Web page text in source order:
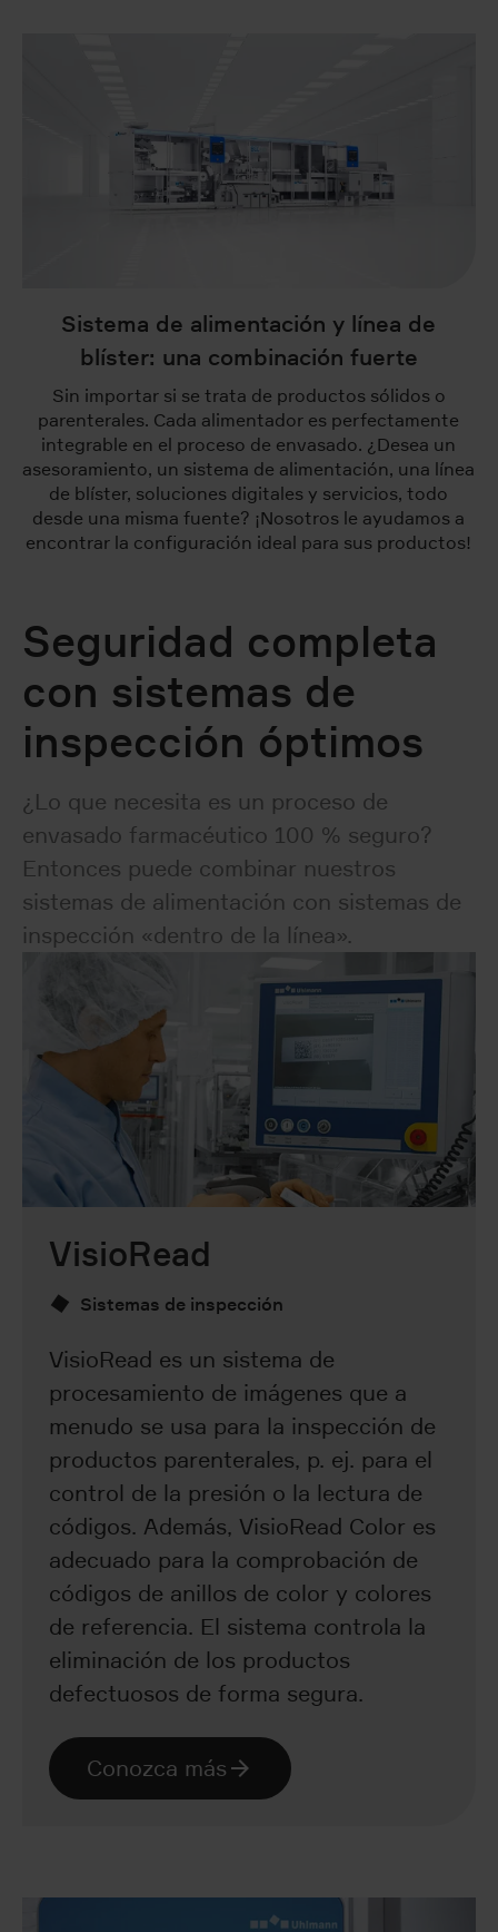
Sistema de alimentación y línea de
blíster: una combinación fuerte
Sin importar si se trata de productos sólidos o
parenterales. Cada alimentador es perfectamente
integrable en el proceso de envasado. ¿Desea un
asesoramiento, un sistema de alimentación, una línea
de blíster, soluciones digitales y servicios, todo
desde una misma fuente? ¡Nosotros le ayudamos a
encontrar la configuración ideal para sus productos!
Seguridad completa
con sistemas de
inspección óptimos
¿Lo que necesita es un proceso de
envasado farmacéutico 100 % seguro?
Entonces puede combinar nuestros
sistemas de alimentación con sistemas de
inspección «dentro de la línea».
VisioRead
Sistemas de inspección
VisioRead es un sistema de
procesamiento de imágenes que a
menudo se usa para la inspección de
productos parenterales, p. ej. para el
control de la presión o la lectura de
códigos. Además, VisioRead Color es
adecuado para la comprobación de
códigos de anillos de color y colores
de referencia. El sistema controla la
eliminación de los productos
defectuosos de forma segura.
Conozca más